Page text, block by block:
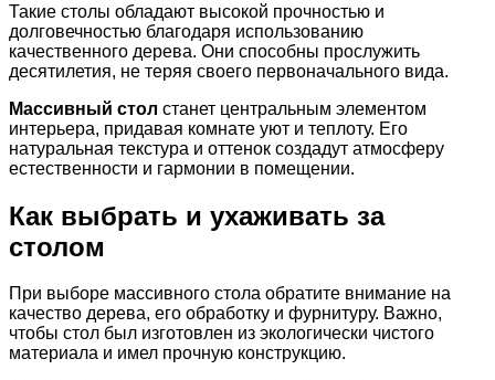
Такие столы обладают высокой прочностью и
долговечностью благодаря использованию
качественного дерева. Они способны прослужить
десятилетия, не теряя своего первоначального вида.
Массивный стол станет центральным элементом
интерьера, придавая комнате уют и теплоту. Его
натуральная текстура и оттенок создадут атмосферу
естественности и гармонии в помещении.
Как выбрать и ухаживать за
столом
При выборе массивного стола обратите внимание на
качество дерева, его обработку и фурнитуру. Важно,
чтобы стол был изготовлен из экологически чистого
материала и имел прочную конструкцию.